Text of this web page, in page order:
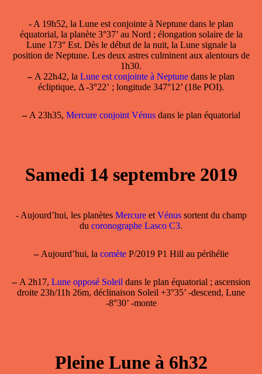
- A 19h52, la Lune est conjointe à Neptune dans le plan
équatorial, la planète 3°37’ au Nord ; élongation solaire de la
Lune 173° Est. Dès le début de la nuit, la Lune signale la
position de Neptune. Les deux astres culminent aux alentours de
1h30.
–A 22h42, la Lune est conjointe à Neptune dans le plan
écliptique, Δ -3°22’ ; longitude 347°12’ (18e POI).
–A 23h35, Mercure conjoint Vénusdans le plan équatorial
Samedi 14 septembre 2019
- Aujourd’hui, les planètes Mercureet Vénussortent du champ
du coronographe Lasco C3.
–Aujourd’hui, la comèteP/2019 P1 Hill au périhélie
–A 2h17, Lune opposé Soleil dans le plan équatorial ; ascension
droite 23h/11h 26m, déclinaison Soleil +3°35’ -descend, Lune
-8°30’ -monte
Pleine Lune à 6h32